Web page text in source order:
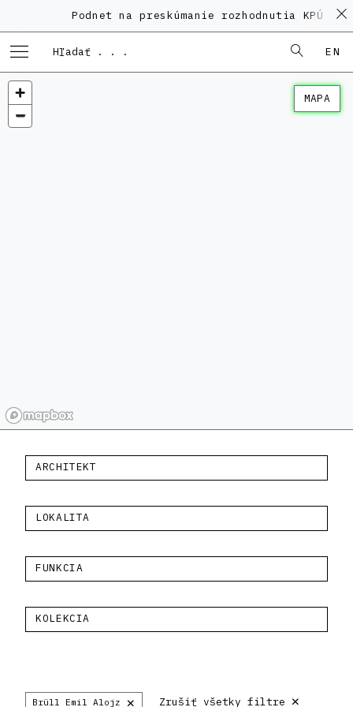
Podnet na preskúmanie rozhodnutia KPÚ
EN
MAPA
ARCHITEKT
LOKALITA
FUNKCIA
KOLEKCIA
Brüll Emil Alojz × Zrušiť všetky filtre ×